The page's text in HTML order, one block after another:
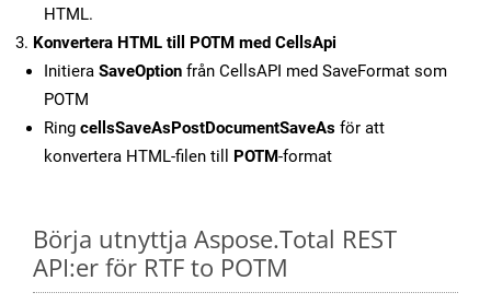
HTML.
Konvertera HTML till POTM med CellsApi
Initiera SaveOption från CellsAPI med SaveFormat som
POTM
Ring cellsSaveAsPostDocumentSaveAs för att
konvertera HTML-filen till POTM-format
Börja utnyttja Aspose.Total REST
API:er för RTF to POTM